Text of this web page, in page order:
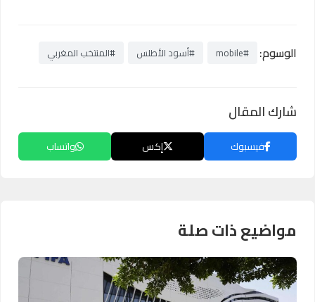
الوسوم: #mobile #أسود الأطلس #المنتخب المغربي
شارك المقال
فيسبوك إكس واتساب
مواضيع ذات صلة